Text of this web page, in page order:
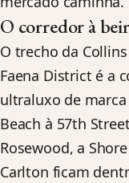
O corredor à
O trecho da
Faena District é a
ultraluxo de
Beach à 57th
Rosewood, a
Carlton ficam